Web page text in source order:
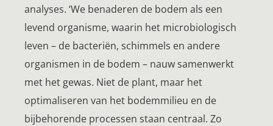
analyses. ‘We benaderen de bodem als een
levend organisme, waarin het microbiologisch
leven – de bacteriën, schimmels en andere
organismen in de bodem – nauw samenwerkt
met het gewas. Niet de plant, maar het
optimaliseren van het bodemmilieu en de
bijbehorende processen staan centraal. Zo